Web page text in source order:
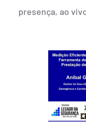
presença, ao